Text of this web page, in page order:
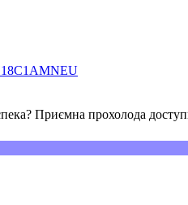
Приємна прохолода